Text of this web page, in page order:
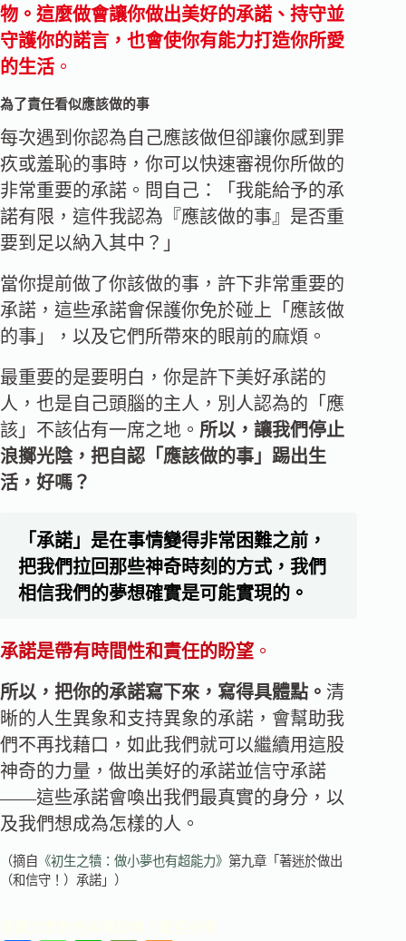
物。這麼做會讓你做出美好的承諾、持守並
守護你的諾言，也會使你有能力打造你所愛
的生活 。
為了責任看似應該做的事
每次遇到你認為自己應該做但卻讓你感到罪
疚或羞恥的事時，你可以快速審視你所做的
非常重要的承諾。問自己：「我能給予的承
諾有限，這件我認為『應該做的事』是否重
要到足以納入其中？」
當你提前做了你該做的事，許下非常重要的
承諾，這些承諾會保護你免於碰上「應該做
的事」，以及它們所帶來的眼前的麻煩。
最重要的是要明白，你是許下美好承諾的
人，也是自己頭腦的主人，別人認為的「應
該」不該佔有一席之地。 所以，讓我們停止
浪擲光陰，把自認「應該做的事」踢出生
活，好嗎？
「承諾」是在事情變得非常困難之前，
把我們拉回那些神奇時刻的方式，我們
相信我們的夢想確實是可能實現的。
承諾是帶有時間性和責任的盼望 。
所以，把你的承諾寫下來，寫得具體點。 清
晰的人生異象和支持異象的承諾，會幫助我
們不再找藉口，如此我們就可以繼續用這股
神奇的力量，做出美好的承諾並信守承諾
――這些承諾會喚出我們最真實的身分，以
及我們想成為怎樣的人。
（摘自 《初生之犢：做小夢也有超能力》 第九章「著迷於做出
（和信守！）承諾」）